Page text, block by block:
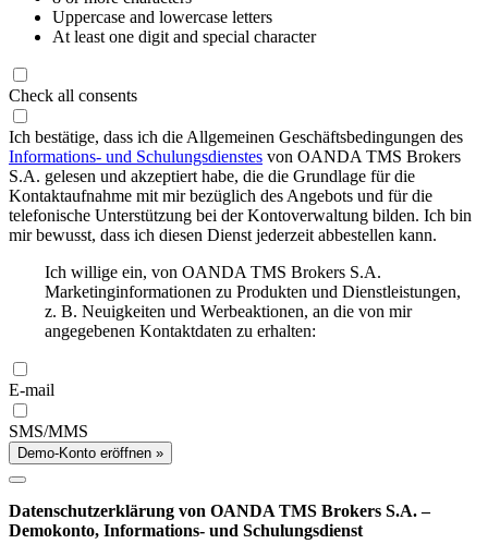
Uppercase and lowercase letters
At least one digit and special character
Check all consents
Ich bestätige, dass ich die Allgemeinen Geschäftsbedingungen des
Informations- und Schulungsdienstes von OANDA TMS Brokers
S.A. gelesen und akzeptiert habe, die die Grundlage für die
Kontaktaufnahme mit mir bezüglich des Angebots und für die
telefonische Unterstützung bei der Kontoverwaltung bilden. Ich bin
mir bewusst, dass ich diesen Dienst jederzeit abbestellen kann.
Ich willige ein, von OANDA TMS Brokers S.A.
Marketinginformationen zu Produkten und Dienstleistungen,
z. B. Neuigkeiten und Werbeaktionen, an die von mir
angegebenen Kontaktdaten zu erhalten:
E-mail
SMS/MMS
Demo-Konto eröffnen »
Datenschutzerklärung von OANDA TMS Brokers S.A. –
Demokonto, Informations- und Schulungsdienst